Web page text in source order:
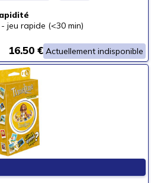
- jeu rapide (<30 min)
Actuellement indisponible
16.50 €